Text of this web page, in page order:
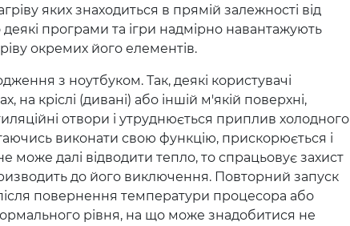
яких знаходиться в прямій залежності від
програми та ігри надмірно навантажують
окремих його елементів.
з ноутбуком. Так, деякі користувачі
на кріслі (дивані) або іншій м'якій поверхні,
отвори і утруднюється приплив холодного
виконати свою функцію, прискорюється і
може далі відводити тепло, то спрацьовує захист
до його виключення. Повторний запуск
повернення температури процесора або
рівня, на що може знадобитися не